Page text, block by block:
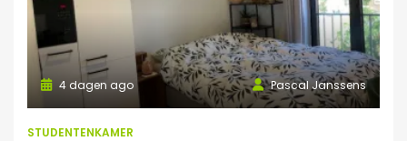
Pascal Janssens
4 dagen ago
STUDENTENKAMER